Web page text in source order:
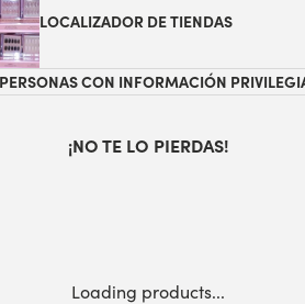
LOCALIZADOR DE TIENDAS
CON INFORMACIÓN
¡NO TE LO PIERDAS!
Loading products...